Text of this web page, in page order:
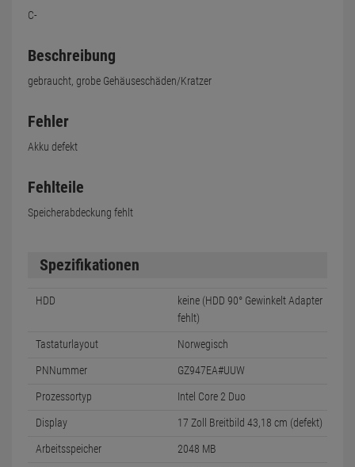
C-
Beschreibung
gebraucht, grobe Gehäuseschäden/Kratzer
Fehler
Akku defekt
Fehlteile
Speicherabdeckung fehlt
Spezifikationen
HDD
keine (HDD 90° Gewinkelt Adapter
fehlt)
Tastaturlayout Norwegisch
PNNummer GZ947EA#UUW
Prozessortyp Intel Core 2 Duo
Display 17 Zoll Breitbild 43,18 cm (defekt)
Arbeitsspeicher 2048 MB